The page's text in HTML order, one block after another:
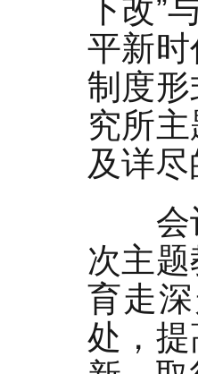
下改”
平新
制度
究所
及详尽
次主
育走
处，